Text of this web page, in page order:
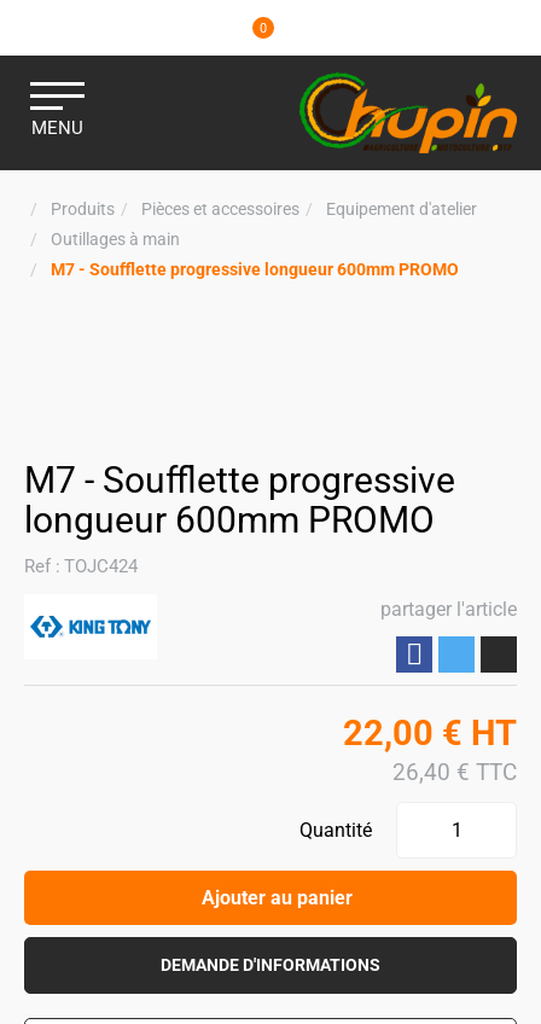
0
MENU
Produits Pièces et accessoires
Equipement d'atelier
Outillages à main
M7 - Soufflette progressive longueur 600mm PROMO
M7 - Soufflette progressive
longueur 600mm PROMO
Ref : TOJC424
partager l'article
22,00 € HT
26,40 € TTC
Quantité
Ajouter au panier
DEMANDE D'INFORMATIONS